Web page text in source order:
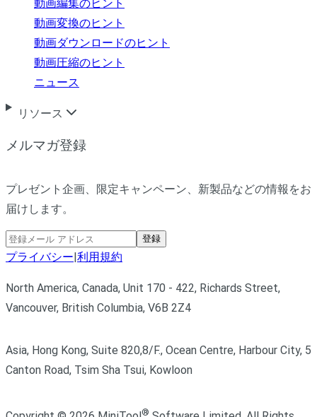
動画編集のヒント
動画変換のヒント
動画ダウンロードのヒント
動画圧縮のヒント
ニュース
リソース
メルマガ登録
プレゼント企画、限定キャンペーン、新製品などの情報をお
届けします。
登録
プライバシー|利用規約
North America, Canada, Unit 170 - 422, Richards Street,
Vancouver, British Columbia, V6B 2Z4
Asia, Hong Kong, Suite 820,8/F., Ocean Centre, Harbour City, 5
Canton Road, Tsim Sha Tsui, Kowloon
®